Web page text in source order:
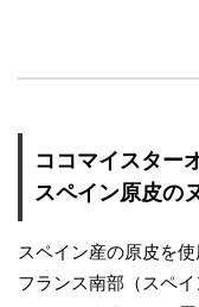
ココマイスター
スペイン原皮の
スペイン産の原皮を
フランス南部（スペ